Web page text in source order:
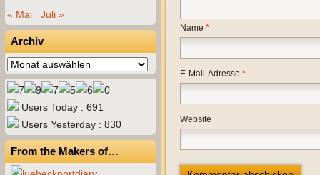
« Mai
Juli »
Archiv
Archiv
Users Today : 691
Users Yesterday : 830
From the Makers of…
Name *
E-Mail-Adresse *
Website